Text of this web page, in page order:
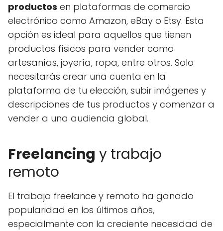
productos en plataformas de comercio
electrónico como Amazon, eBay o Etsy. Esta
opción es ideal para aquellos que tienen
productos físicos para vender como
artesanías, joyería, ropa, entre otros. Solo
necesitarás crear una cuenta en la
plataforma de tu elección, subir imágenes y
descripciones de tus productos y comenzar a
vender a una audiencia global.
Freelancing y trabajo
remoto
El trabajo freelance y remoto ha ganado
popularidad en los últimos años,
especialmente con la creciente necesidad de